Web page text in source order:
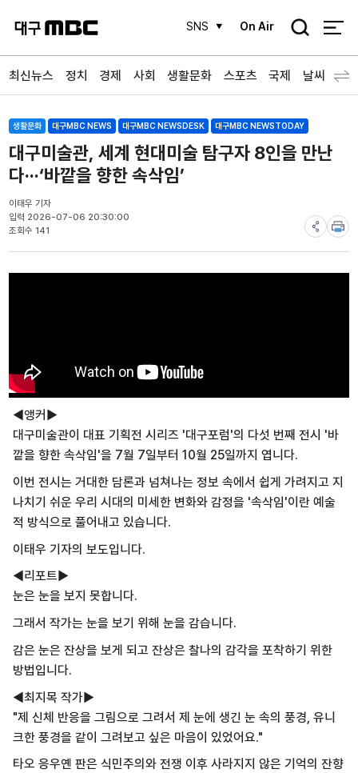
SNS On Air
검
최신뉴스 정치 경제 사회 생활문화 스포츠 국제 날씨
생활문화 대구MBC NEWS 대구MBC NEWSDESK 대구MBC NEWSTODAY
대구미술관, 세계 현대미술 탐구자 8인을 만난
다···‘바깥을 향한 속삭임’
이태우 기자
입력 2026-07-06 20:30:00
조회수 141
◀앵커▶
대구미술관이 대표 기획전 시리즈 '대구포럼'의 다섯 번째 전시 '바
깥을 향한 속삭임'을 7월 7일부터 10월 25일까지 엽니다.
이번 전시는 거대한 담론과 넘쳐나는 정보 속에서 쉽게 가려지고 지
나치기 쉬운 우리 시대의 미세한 변화와 감정을 '속삭임'이란 예술
적 방식으로 풀어내고 있습니다.
이태우 기자의 보도입니다.
◀리포트▶
눈은 눈을 보지 못합니다.
그래서 작가는 눈을 보기 위해 눈을 감습니다.
감은 눈은 잔상을 보게 되고 잔상은 찰나의 감각을 포착하기 위한
방법입니다.
◀최지목 작가▶
"제 신체 반응을 그림으로 그려서 제 눈에 생긴 눈 속의 풍경, 유니
크한 풍경을 같이 그려보고 싶은 마음이 있었어요."
타오 응우옌 판은 식민주의와 전쟁 이후 사라지지 않은 기억의 잔향